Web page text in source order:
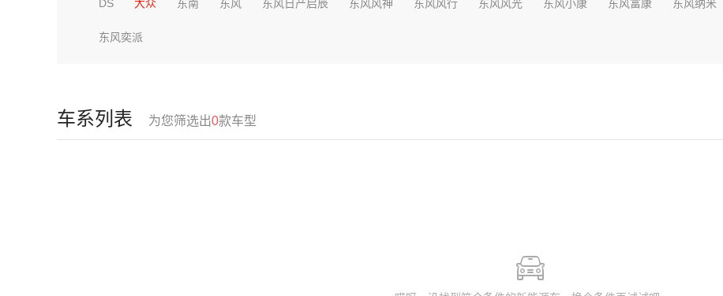
DS 大众 东南 东风 东风日产启辰 东风风神 东风风行 东风风光 东风小康 东风富康 东风纳米
东风奕派
车系列表 为您筛选出0款车型